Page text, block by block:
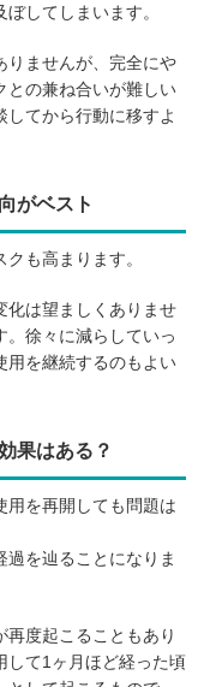
してしまいます。
りませんが、完全にや
との兼ね合いが難しい
してから行動に移すよ
がベスト
も高まります。
化は望ましくありませ
。徐々に減らしていっ
用を継続するのもよい
果はある？
用を再開しても問題は
を辿ることになりま
再度起こることもあり
して1ヶ月ほど経った頃